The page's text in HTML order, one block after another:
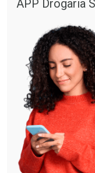
APP Drogaria